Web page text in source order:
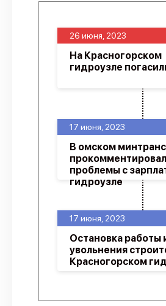
17 июня, 2023
Остановка работы
увольнения
Красногорском
17 июня, 2023
В омском
проблемы с
гидроузле
26 июня, 2023
На Красногорском
гидроузле